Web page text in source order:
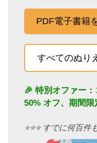
PDF電子書籍
すべてのぬり
🎉 特別オファー：
50% オフ、期間限
⭐️⭐️⭐️ すでに何百